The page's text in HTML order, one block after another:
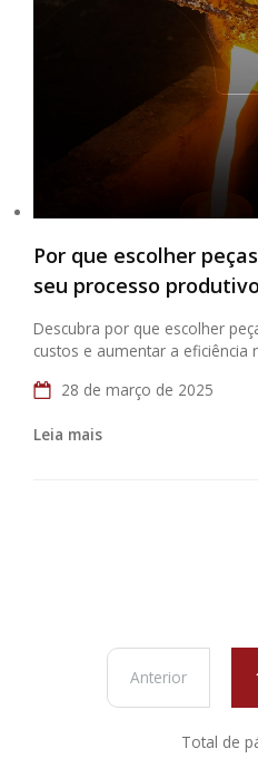
Por que escolher
seu processo
Descubra por que escolher
custos e aumentar a eficiência
28 de março de 2025
Leia mais
Anterior
Total de